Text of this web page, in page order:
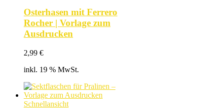
Osterhasen mit Ferrero
Rocher | Vorlage zum
Ausdrucken
2,99 €
inkl. 19 % MwSt.
Schnellansicht